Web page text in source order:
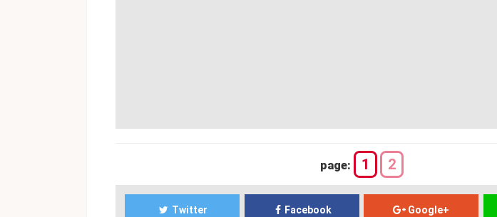
page: 1 2
Twitter Facebook Google+